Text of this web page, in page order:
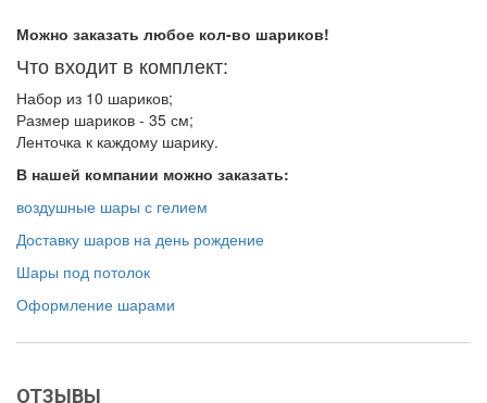
Можно заказать любое кол-во шариков!
Что входит в комплект:
Набор из 10 шариков;
Размер шариков - 35 см;
Ленточка к каждому шарику.
В нашей компании можно заказать:
воздушные шары с гелием
Доставку шаров на день рождение
Шары под потолок
Оформление шарами
ОТЗЫВЫ